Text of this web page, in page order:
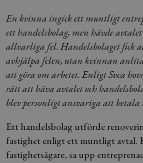
En kvinna ingick ett muntligt
ett handelsbolag, men hävde
allvarliga fel. Handelsbolaget fick
avhjälpa felen, utan kvinnan
att göra om arbetet. Enligt Svea
rätt att häva avtalet och
blev personligt ansvariga att
Ett handelsbolag utförde
fastighet enligt ett muntligt avtal.
fastighetsägare, sa upp